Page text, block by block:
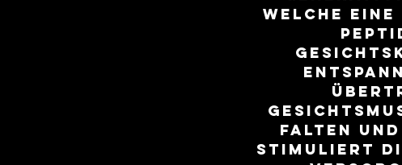
welche
Falten
stimuliert